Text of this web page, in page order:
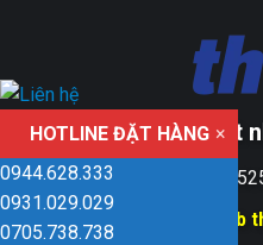
Công ty TNHH xuất
Giấy ĐKKD số
Bản quyền trang web
HOTLINE ĐẶT HÀNG ×
0944.628.333
0931.029.029
0705.738.738